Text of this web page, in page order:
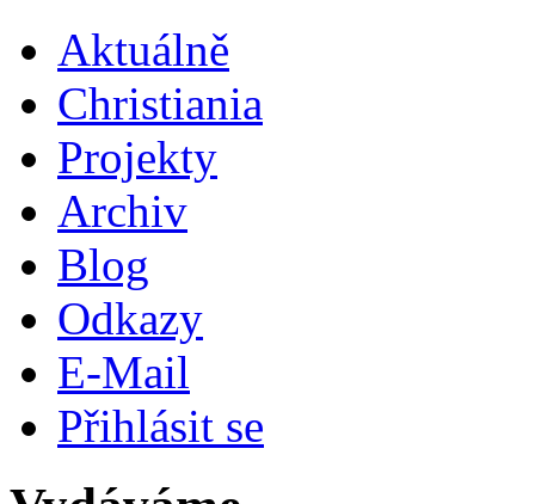
Aktuálně
Christiania
Projekty
Archiv
Blog
Odkazy
E-Mail
Přihlásit se